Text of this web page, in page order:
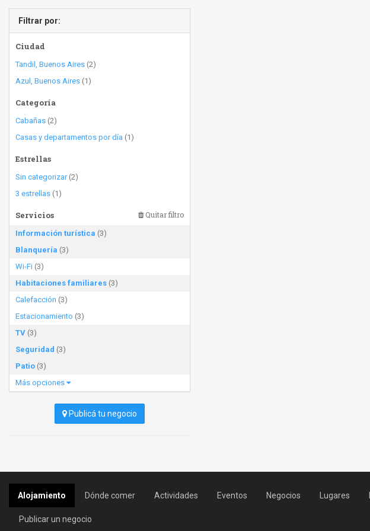
Filtrar por:
Ciudad
Tandil, Buenos Aires (2)
Azul, Buenos Aires (1)
Categoría
Cabañas (2)
Casas y departamentos por día (1)
Estrellas
Sin categorizar(2)
3 estrellas (1)
Servicios Quitar filtro
Información turística (3)
Blanquería (3)
Wi-Fi (3)
Habitaciones familiares (3)
Calefacción (3)
Estacionamiento (3)
TV (3)
Seguridad (3)
Patio (3)
Más opciones
Publicá tu negocio
Alojamiento Dónde comer Actividades Eventos Negocios Lugares
Publicar un negocio